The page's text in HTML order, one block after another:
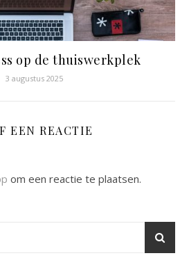
op de thuiswerkplek
3 augustus 2025
EEN REACTIE
om een reactie te plaatsen.